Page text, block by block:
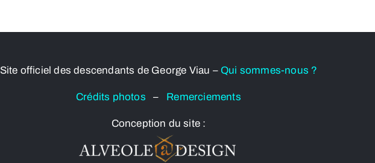
Site officiel des descendants de George Viau – Qui sommes-nous ?
Crédits photos– Remerciements
Conception du site :